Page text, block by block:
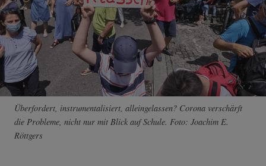
Überfordert, instrumentalisiert, alleingelassen? Corona verschärft
die Probleme, nicht nur mit Blick auf Schule. Foto: Joachim E.
Röttgers